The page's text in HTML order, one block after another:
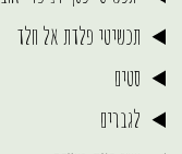
תכשיטי פלדת אל חלד
סטים
לגברים